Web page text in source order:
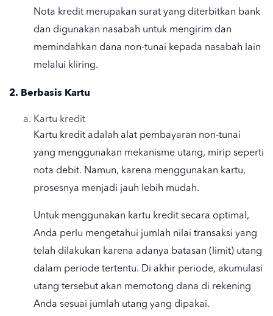
Nota kredit merupakan surat yang diterbitkan bank
dan digunakan nasabah untuk mengirim dan
memindahkan dana non-tunai kepada nasabah lain
melalui kliring.
2. Berbasis Kartu
Kartu kredit
Kartu kredit adalah alat pembayaran non-tunai
yang menggunakan mekanisme utang, mirip seperti
nota debit. Namun, karena menggunakan kartu,
prosesnya menjadi jauh lebih mudah.
Untuk menggunakan kartu kredit secara optimal,
Anda perlu mengetahui jumlah nilai transaksi yang
telah dilakukan karena adanya batasan (limit) utang
dalam periode tertentu. Di akhir periode, akumulasi
utang tersebut akan memotong dana di rekening
Anda sesuai jumlah utang yang dipakai.